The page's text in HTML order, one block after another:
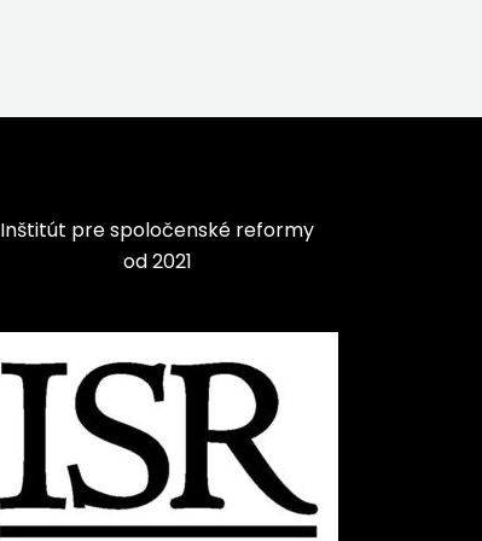
Inštitút pre spoločenské reformy
od 2021